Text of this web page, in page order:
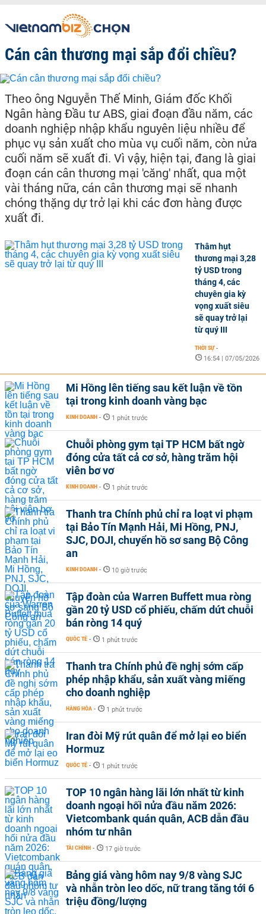
Cán cân thương mại sắp đổi chiều?
Theo ông Nguyễn Thế Minh, Giám đốc Khối
Ngân hàng Đầu tư ABS, giai đoạn đầu năm, các
doanh nghiệp nhập khẩu nguyên liệu nhiều để
phục vụ sản xuất cho mùa vụ cuối năm, còn nửa
cuối năm sẽ xuất đi. Vì vậy, hiện tại, đang là giai
đoạn cán cân thương mại 'căng' nhất, qua một
vài tháng nữa, cán cân thương mại sẽ nhanh
chóng thặng dự trở lại khi các đơn hàng được
xuất đi.
Thâm hụt
thương mại 3,28
tỷ USD trong
tháng 4, các
chuyên gia kỳ
vọng xuất siêu
sẽ quay trở lại
từ quý III
THỜI SỰ -
16:54 | 07/05/2026
Mi Hồng lên tiếng sau kết luận về tồn
tại trong kinh doanh vàng bạc
KINH DOANH - 1 phút trước
Chuỗi phòng gym tại TP HCM bất ngờ
đóng cửa tất cả cơ sở, hàng trăm hội
viên bơ vơ
KINH DOANH - 1 phút trước
Thanh tra Chính phủ chỉ ra loạt vi phạm
tại Bảo Tín Mạnh Hải, Mi Hồng, PNJ,
SJC, DOJI, chuyển hồ sơ sang Bộ Công
an
KINH DOANH - 10 giờ trước
Tập đoàn của Warren Buffett mua ròng
gần 20 tỷ USD cổ phiếu, chấm dứt chuỗi
bán ròng 14 quý
QUỐC TẾ - 1 phút trước
Thanh tra Chính phủ đề nghị sớm cấp
phép nhập khẩu, sản xuất vàng miếng
cho doanh nghiệp
HÀNG HÓA - 1 phút trước
Iran đòi Mỹ rút quân để mở lại eo biển
Hormuz
QUỐC TẾ - 1 phút trước
TOP 10 ngân hàng lãi lớn nhất từ kinh
doanh ngoại hối nửa đầu năm 2026:
Vietcombank quán quân, ACB dẫn đầu
nhóm tư nhân
TÀI CHÍNH - 17 giờ trước
Bảng giá vàng hôm nay 9/8 vàng SJC
và nhẫn tròn leo dốc, nữ trang tăng tới 6
triệu đồng/lượng